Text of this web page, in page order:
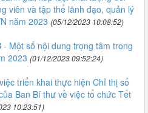
viên và tập thể lãnh đạo, quản lý
năm 2023 (05/12/2023 10:08:52)
Một số nội dung trọng tâm trong
2023 (01/12/2023 09:52:24)
triển khai thực hiện Chỉ thị số
Ban Bí thư về việc tổ chức Tết
10:23:51)